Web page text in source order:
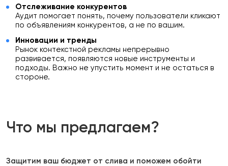
Отслеживание конкурентов
Аудит помогает понять, почему пользователи кликают
по объявлениям конкурентов, а не по вашим.
Инновации и тренды
Рынок контекстной рекламы непрерывно
развивается, появляются новые инструменты и
подходы. Важно не упустить момент и не остаться в
стороне.
Что мы предлагаем?
Защитим ваш бюджет от слива и поможем обойти